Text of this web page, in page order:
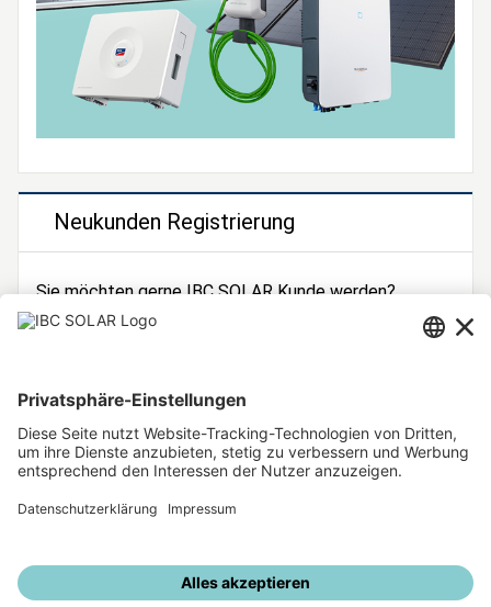
Neukunden Registrierung
Sie möchten gerne IBC SOLAR Kunde werden?
Dann registrieren Sie sich jetzt!
Unsere weiteren Angebote
IBC SOLAR Webseite